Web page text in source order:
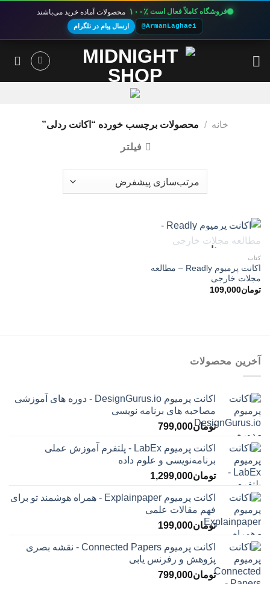
فروشگاه کاملاً فعال است ۱۰۰٪ محصولات آماده خرید می‌باشند
@ArmanLaghaei ارسال پیام در تلگرام
خانه / محصولات برچسب خورده “اکانت ردلی”
فیلتر
ناموجود
کتاب
اکانت پرمیوم Readly – مطالعه
مجلات خارجی
تومان109,000
آخرین محصولات
اکانت پرمیوم DesignGurus.io - دوره ‌های آموزشی
مصاحبه ‌های برنامه نویسی
تومان799,000
اکانت پرمیوم LabEx - پلتفرم آموزش عملی
برنامه‌نویسی و علوم داده
تومان1,299,000
اکانت پرمیوم Explainpaper - همراه هوشمند تو برای
فهم مقالات علمی
تومان199,000
اکانت پرمیوم Connected Papers - نقشه بصری
پژوهش و رفرنس یابی
تومان799,000